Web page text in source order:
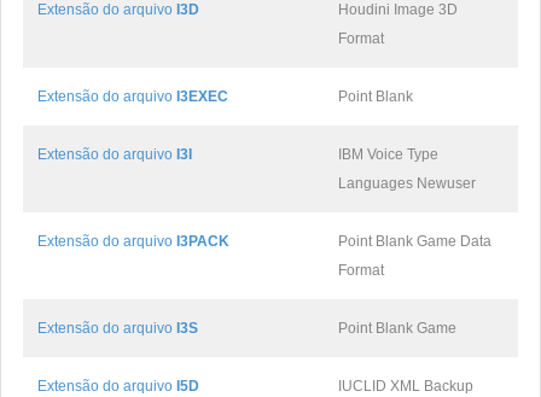
Extensão do arquivo I3D
Houdini Image 3D
Format
Extensão do arquivo I3EXEC Point Blank
Extensão do arquivo I3I
IBM Voice Type
Languages Newuser
Extensão do arquivo I3PACK
Point Blank Game Data
Format
Extensão do arquivo I3S Point Blank Game
Extensão do arquivo I5D IUCLID XML Backup